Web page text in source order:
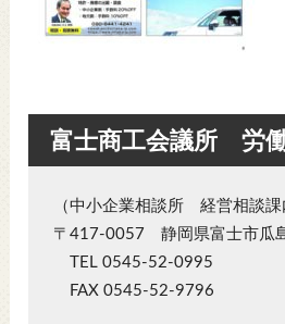
富士商工会議所 労
（中小企業相談所 経営相談課
〒417-0057 静岡県富士市瓜
TEL 0545-52-0995
FAX 0545-52-9796